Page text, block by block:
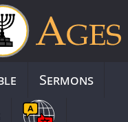
Sermons